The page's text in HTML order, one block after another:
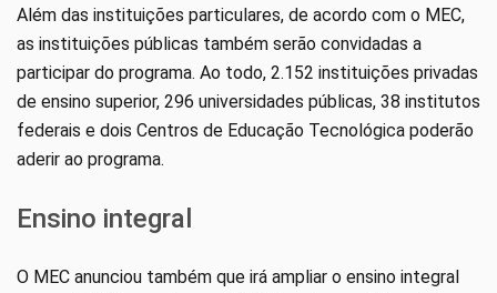
Além das instituições particulares, de acordo com o MEC,
as instituições públicas também serão convidadas a
participar do programa. Ao todo, 2.152 instituições privadas
de ensino superior, 296 universidades públicas, 38 institutos
federais e dois Centros de Educação Tecnológica poderão
aderir ao programa.
Ensino integral
O MEC anunciou também que irá ampliar o ensino integral